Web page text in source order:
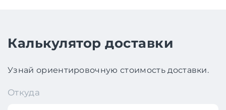
Калькулятор доставки
Узнай ориентировочную стоимость доставки.
Откуда